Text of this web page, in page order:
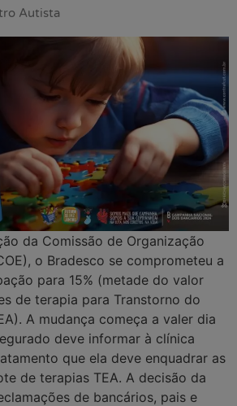
Autista
da Comissão de Organização
o Bradesco se comprometeu a
para 15% (metade do valor
de terapia para Transtorno do
A mudança começa a valer dia
deve informar à clínica
que ela deve enquadrar as
de terapias TEA. A decisão da
de bancários, pais e